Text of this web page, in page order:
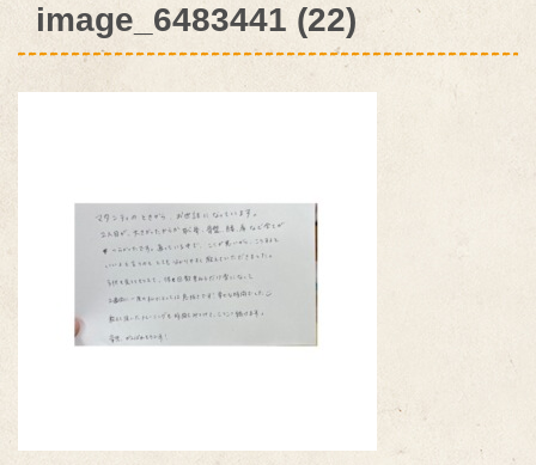
image_6483441 (22)